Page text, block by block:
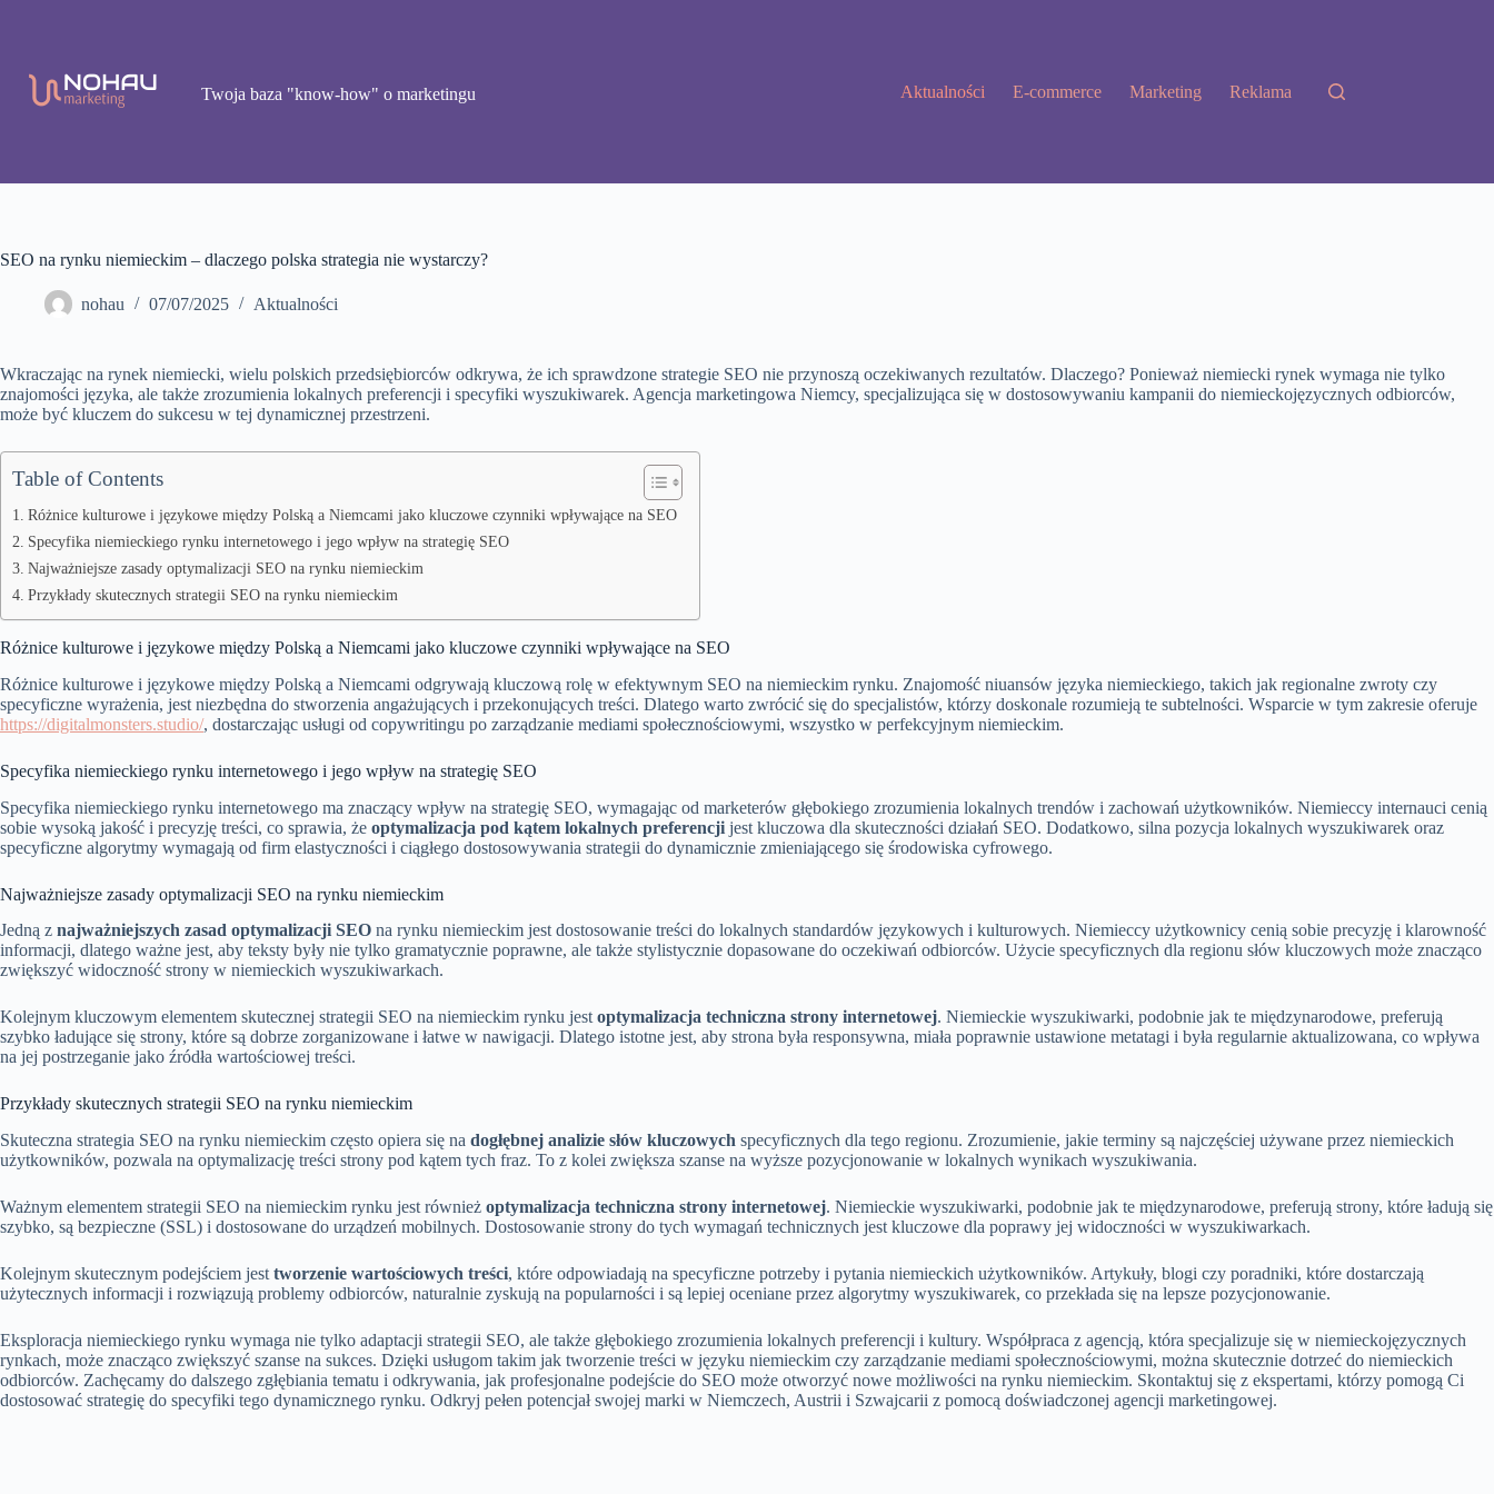
Twoja baza "know-how" o marketingu Aktualności E-commerce Marketing Reklama
SEO na rynku niemieckim – dlaczego polska strategia nie wystarczy?
nohau 07/07/2025 Aktualności
Wkraczając na rynek niemiecki, wielu polskich przedsiębiorców odkrywa, że ich sprawdzone strategie SEO nie przynoszą oczekiwanych rezultatów. Dlaczego? Ponieważ niemiecki rynek wymaga nie tylko
znajomości języka, ale także zrozumienia lokalnych preferencji i specyfiki wyszukiwarek. Agencja marketingowa Niemcy, specjalizująca się w dostosowywaniu kampanii do niemieckojęzycznych odbiorców,
może być kluczem do sukcesu w tej dynamicznej przestrzeni.
Table of Contents
Różnice kulturowe i językowe między Polską a Niemcami jako kluczowe czynniki wpływające na SEO
Specyfika niemieckiego rynku internetowego i jego wpływ na strategię SEO
Najważniejsze zasady optymalizacji SEO na rynku niemieckim
Przykłady skutecznych strategii SEO na rynku niemieckim
Różnice kulturowe i językowe między Polską a Niemcami jako kluczowe czynniki wpływające na SEO
Różnice kulturowe i językowe między Polską a Niemcami odgrywają kluczową rolę w efektywnym SEO na niemieckim rynku. Znajomość niuansów języka niemieckiego, takich jak regionalne zwroty czy
specyficzne wyrażenia, jest niezbędna do stworzenia angażujących i przekonujących treści. Dlatego warto zwrócić się do specjalistów, którzy doskonale rozumieją te subtelności. Wsparcie w tym zakresie oferuje
https://digitalmonsters.studio/, dostarczając usługi od copywritingu po zarządzanie mediami społecznościowymi, wszystko w perfekcyjnym niemieckim.
Specyfika niemieckiego rynku internetowego i jego wpływ na strategię SEO
Specyfika niemieckiego rynku internetowego ma znaczący wpływ na strategię SEO, wymagając od marketerów głębokiego zrozumienia lokalnych trendów i zachowań użytkowników. Niemieccy internauci cenią
sobie wysoką jakość i precyzję treści, co sprawia, że optymalizacja pod kątem lokalnych preferencji jest kluczowa dla skuteczności działań SEO. Dodatkowo, silna pozycja lokalnych wyszukiwarek oraz
specyficzne algorytmy wymagają od firm elastyczności i ciągłego dostosowywania strategii do dynamicznie zmieniającego się środowiska cyfrowego.
Najważniejsze zasady optymalizacji SEO na rynku niemieckim
Jedną z najważniejszych zasad optymalizacji SEO na rynku niemieckim jest dostosowanie treści do lokalnych standardów językowych i kulturowych. Niemieccy użytkownicy cenią sobie precyzję i klarowność
informacji, dlatego ważne jest, aby teksty były nie tylko gramatycznie poprawne, ale także stylistycznie dopasowane do oczekiwań odbiorców. Użycie specyficznych dla regionu słów kluczowych może znacząco
zwiększyć widoczność strony w niemieckich wyszukiwarkach.
Kolejnym kluczowym elementem skutecznej strategii SEO na niemieckim rynku jest optymalizacja techniczna strony internetowej. Niemieckie wyszukiwarki, podobnie jak te międzynarodowe, preferują
szybko ładujące się strony, które są dobrze zorganizowane i łatwe w nawigacji. Dlatego istotne jest, aby strona była responsywna, miała poprawnie ustawione metatagi i była regularnie aktualizowana, co wpływa
na jej postrzeganie jako źródła wartościowej treści.
Przykłady skutecznych strategii SEO na rynku niemieckim
Skuteczna strategia SEO na rynku niemieckim często opiera się na dogłębnej analizie słów kluczowych specyficznych dla tego regionu. Zrozumienie, jakie terminy są najczęściej używane przez niemieckich
użytkowników, pozwala na optymalizację treści strony pod kątem tych fraz. To z kolei zwiększa szanse na wyższe pozycjonowanie w lokalnych wynikach wyszukiwania.
Ważnym elementem strategii SEO na niemieckim rynku jest również optymalizacja techniczna strony internetowej. Niemieckie wyszukiwarki, podobnie jak te międzynarodowe, preferują strony, które ładują się
szybko, są bezpieczne (SSL) i dostosowane do urządzeń mobilnych. Dostosowanie strony do tych wymagań technicznych jest kluczowe dla poprawy jej widoczności w wyszukiwarkach.
Kolejnym skutecznym podejściem jest tworzenie wartościowych treści, które odpowiadają na specyficzne potrzeby i pytania niemieckich użytkowników. Artykuły, blogi czy poradniki, które dostarczają
użytecznych informacji i rozwiązują problemy odbiorców, naturalnie zyskują na popularności i są lepiej oceniane przez algorytmy wyszukiwarek, co przekłada się na lepsze pozycjonowanie.
Eksploracja niemieckiego rynku wymaga nie tylko adaptacji strategii SEO, ale także głębokiego zrozumienia lokalnych preferencji i kultury. Współpraca z agencją, która specjalizuje się w niemieckojęzycznych
rynkach, może znacząco zwiększyć szanse na sukces. Dzięki usługom takim jak tworzenie treści w języku niemieckim czy zarządzanie mediami społecznościowymi, można skutecznie dotrzeć do niemieckich
odbiorców. Zachęcamy do dalszego zgłębiania tematu i odkrywania, jak profesjonalne podejście do SEO może otworzyć nowe możliwości na rynku niemieckim. Skontaktuj się z ekspertami, którzy pomogą Ci
dostosować strategię do specyfiki tego dynamicznego rynku. Odkryj pełen potencjał swojej marki w Niemczech, Austrii i Szwajcarii z pomocą doświadczonej agencji marketingowej.